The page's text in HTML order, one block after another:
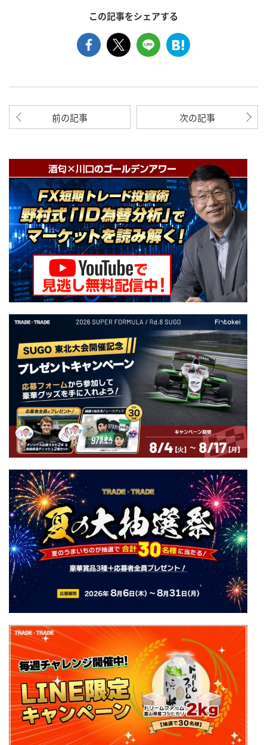
この記事をシェアする
前の記事 次の記事